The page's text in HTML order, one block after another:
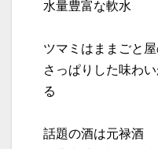
水量豊富な軟水
ツマミはままごと
さっぱりした味わ
る
話題の酒は元禄酒